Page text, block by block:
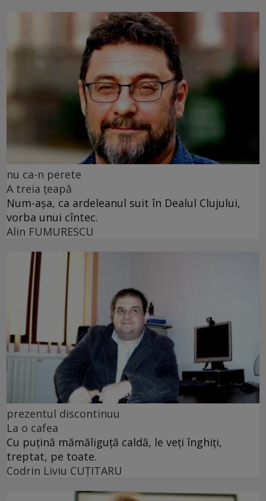
nu ca-n perete
A treia țeapă
Num-așa, ca ardeleanul suit în Dealul Clujului,
vorba unui cîntec.
Alin FUMURESCU
prezentul discontinuu
La o cafea
Cu puţină mămăliguţă caldă, le veţi înghiţi,
treptat, pe toate.
Codrin Liviu CUŢITARU